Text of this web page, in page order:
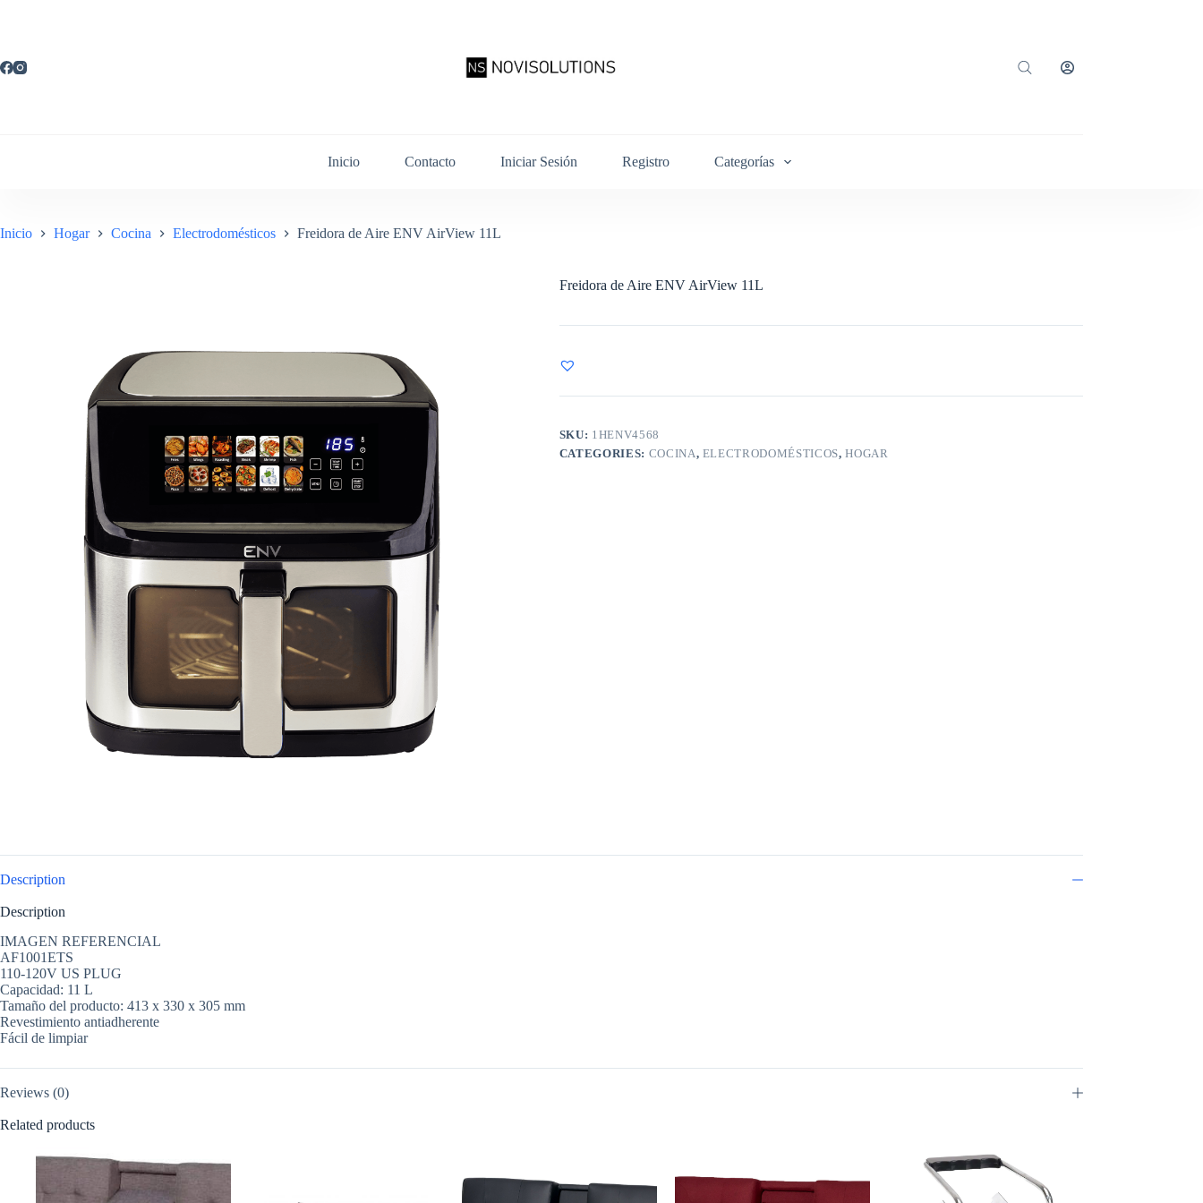
Inicio Contacto Iniciar Sesión Registro Categorías
Inicio Hogar Cocina Electrodomésticos Freidora de Aire ENV AirView 11L
Freidora de Aire ENV AirView 11L
SKU: 1HENV4568
CATEGORIES: COCINA, ELECTRODOMÉSTICOS,HOGAR
Description
Description
IMAGEN REFERENCIAL
AF1001ETS
110-120V US PLUG
Capacidad: 11 L
Tamaño del producto: 413 x 330 x 305 mm
Revestimiento antiadherente
Fácil de limpiar
Reviews (0)
Related products